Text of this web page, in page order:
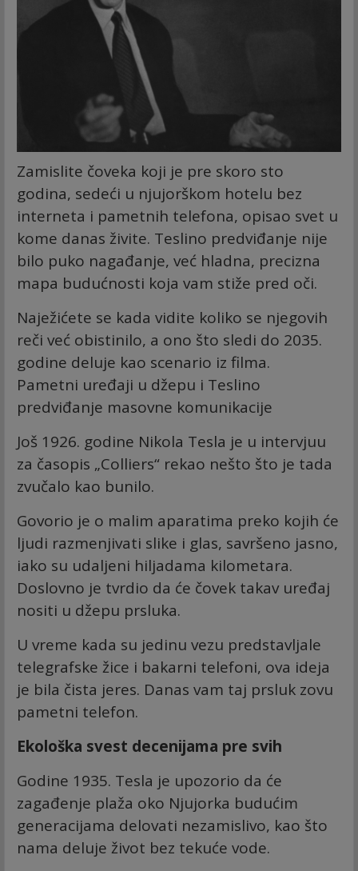
Zamislite čoveka koji je pre skoro sto
godina, sedeći u njujorškom hotelu bez
interneta i pametnih telefona, opisao svet u
kome danas živite. Teslino predviđanje nije
bilo puko nagađanje, već hladna, precizna
mapa budućnosti koja vam stiže pred oči.
Naježićete se kada vidite koliko se njegovih
reči već obistinilo, a ono što sledi do 2035.
godine deluje kao scenario iz filma.
Pametni uređaji u džepu i Teslino
predviđanje masovne komunikacije
Još 1926. godine Nikola Tesla je u intervjuu
za časopis „Colliers“ rekao nešto što je tada
zvučalo kao bunilo.
Govorio je o malim aparatima preko kojih će
ljudi razmenjivati slike i glas, savršeno jasno,
iako su udaljeni hiljadama kilometara.
Doslovno je tvrdio da će čovek takav uređaj
nositi u džepu prsluka.
U vreme kada su jedinu vezu predstavljale
telegrafske žice i bakarni telefoni, ova ideja
je bila čista jeres. Danas vam taj prsluk zovu
pametni telefon.
Ekološka svest decenijama pre svih
Godine 1935. Tesla je upozorio da će
zagađenje plaža oko Njujorka budućim
generacijama delovati nezamislivo, kao što
nama deluje život bez tekuće vode.